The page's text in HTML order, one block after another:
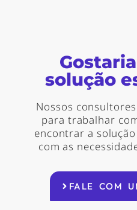
solução
Nossos
para trabalhar
encontrar a
com as
FALE COM